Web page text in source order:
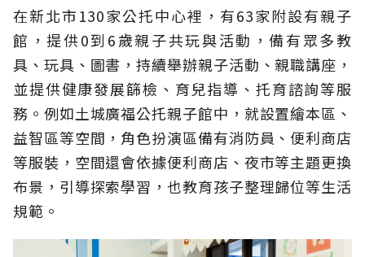
在新北市130家公托中心裡，有63家附設有親子
館，提供0到6歲親子共玩與活動，備有眾多教
具、玩具、圖書，持續舉辦親子活動、親職講座，
並提供健康發展篩檢、育兒指導、托育諮詢等服
務。例如土城廣福公托親子館中，就設置繪本區、
益智區等空間，角色扮演區備有消防員、便利商店
等服裝，空間還會依據便利商店、夜市等主題更換
布景，引導探索學習，也教育孩子整理歸位等生活
規範。